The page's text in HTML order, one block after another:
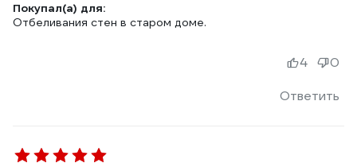
Покупал(а) для:
Отбеливания стен в старом доме.
Ответить
4 0